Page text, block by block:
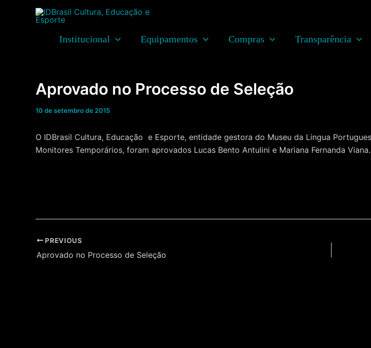
Institucional Equipamentos Compras Transparência
Aprovado no Processo de Seleção
10 de setembro de 2015
O IDBrasil Cultura, Educação e Esporte, entidade gestora do Museu da Lingua
Monitores Temporários, foram aprovados Lucas Bento Antulini e Mariana Fernanda Viana.
Post
navigation
PREVIOUS
Aprovado no Processo de Seleção